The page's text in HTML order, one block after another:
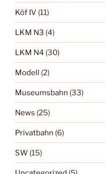
Köf IV (11)
LKM N3 (4)
LKM N4 (30)
Modell (2)
Museumsbahn (33)
News (25)
Privatbahn (6)
SW (15)